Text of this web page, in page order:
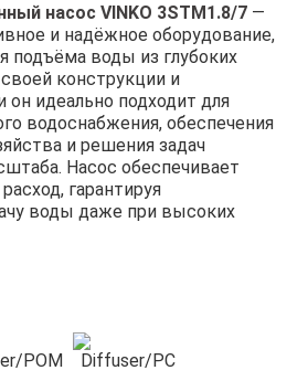
насос VINKO 3STM1.8/7 —
и надёжное оборудование,
подъёма воды из глубоких
конструкции и
он идеально подходит для
водоснабжения, обеспечения
и решения задач
Насос обеспечивает
гарантируя
воды даже при высоких